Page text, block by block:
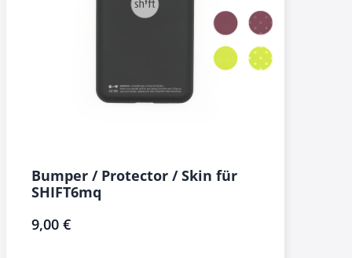
Bumper / Protector / Skin für
SHIFT6mq
9,00 €